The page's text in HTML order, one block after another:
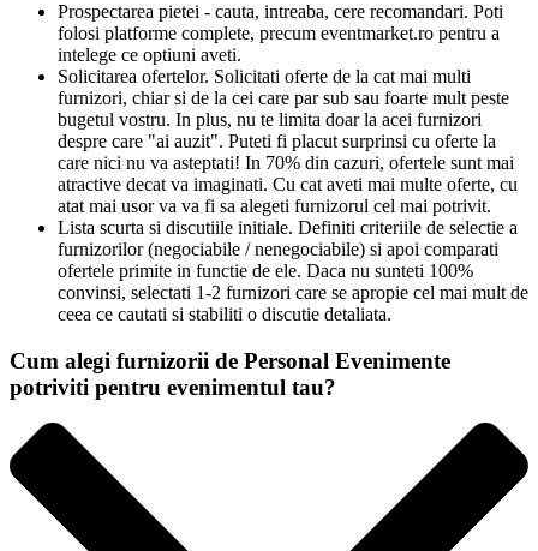
Prospectarea pietei - cauta, intreaba, cere recomandari. Poti
folosi platforme complete, precum eventmarket.ro pentru a
intelege ce optiuni aveti.
Solicitarea ofertelor. Solicitati oferte de la cat mai multi
furnizori, chiar si de la cei care par sub sau foarte mult peste
bugetul vostru. In plus, nu te limita doar la acei furnizori
despre care "ai auzit". Puteti fi placut surprinsi cu oferte la
care nici nu va asteptati! In 70% din cazuri, ofertele sunt mai
atractive decat va imaginati. Cu cat aveti mai multe oferte, cu
atat mai usor va va fi sa alegeti furnizorul cel mai potrivit.
Lista scurta si discutiile initiale. Definiti criteriile de selectie a
furnizorilor (negociabile / nenegociabile) si apoi comparati
ofertele primite in functie de ele. Daca nu sunteti 100%
convinsi, selectati 1-2 furnizori care se apropie cel mai mult de
ceea ce cautati si stabiliti o discutie detaliata.
Cum alegi furnizorii de Personal Evenimente
potriviti pentru evenimentul tau?